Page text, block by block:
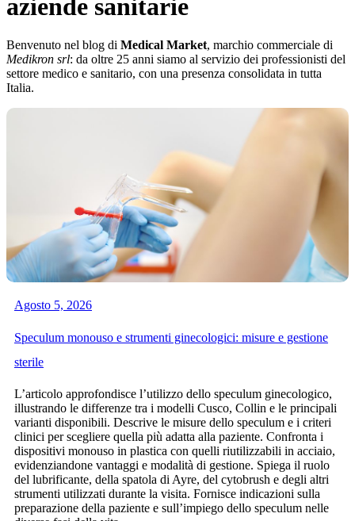
aziende sanitarie
Benvenuto nel blog di Medical Market, marchio commerciale di
Medikron srl: da oltre 25 anni siamo al servizio dei professionisti del
settore medico e sanitario, con una presenza consolidata in tutta
Italia.
Agosto 5, 2026
Speculum monouso e strumenti ginecologici: misure e gestione
sterile
L’articolo approfondisce l’utilizzo dello speculum ginecologico,
illustrando le differenze tra i modelli Cusco, Collin e le principali
varianti disponibili. Descrive le misure dello speculum e i criteri
clinici per scegliere quella più adatta alla paziente. Confronta i
dispositivi monouso in plastica con quelli riutilizzabili in acciaio,
evidenziandone vantaggi e modalità di gestione. Spiega il ruolo
del lubrificante, della spatola di Ayre, del cytobrush e degli altri
strumenti utilizzati durante la visita. Fornisce indicazioni sulla
preparazione della paziente e sull’impiego dello speculum nelle